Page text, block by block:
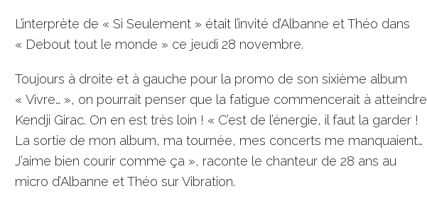
L’interprète de « Si Seulement » était l’invité d’Albanne et Théo dans
« Debout tout le monde » ce jeudi 28 novembre.
Toujours à droite et à gauche pour la promo de son sixième album
« Vivre… », on pourrait penser que la fatigue commencerait à atteindre
Kendji Girac. On en est très loin ! « C’est de l’énergie, il faut la garder !
La sortie de mon album, ma tournée, mes concerts me manquaient…
J’aime bien courir comme ça », raconte le chanteur de 28 ans au
micro d’Albanne et Théo sur Vibration.